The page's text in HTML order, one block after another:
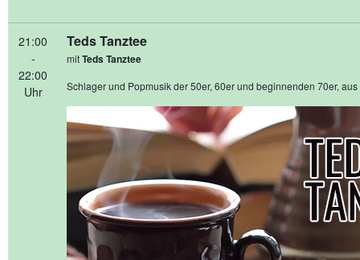
21:00
-
22:00
Uhr
Teds Tanztee
mitTeds Tanztee
Schlager und Popmusik der 50er, 60er und beginnenden 70er, aus